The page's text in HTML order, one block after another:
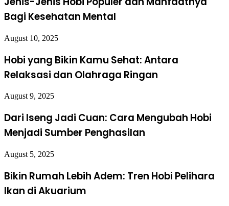
dengan minat dan tujuanmu:
Tulisan
Tujuan Utama
Jurnal
Harian
Refleksi diri dan emosi
Menulis sebelum
tidur
Cerpen /
Eksplorasi imajinasi dan
Menulis 500 kata
estetika
mingguan
Artikel
Blog
Edukasi atau hiburan
Bagi Kesehatan Mental
August 10, 2025
Hobi yang Bikin Kamu Sehat: Antara
Relaksasi dan Olahraga Ringan
August 9, 2025
Dari Iseng Jadi Cuan: Cara Mengubah Hobi
Menjadi Sumber Penghasilan
August 5, 2025
Bikin Rumah Lebih Adem: Tren Hobi Pelihara
Ikan di Akuarium